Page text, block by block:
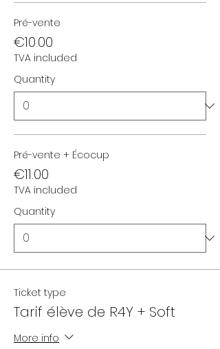
Pré-vente
€10.00
TVA included
Quantity
Pré-vente + Écocup
€11.00
TVA included
Quantity
Ticket type
Tarif élève de R4Y + Soft
More info